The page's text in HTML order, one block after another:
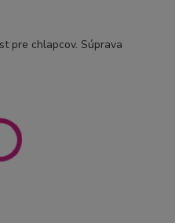
pre chlapcov. Súprava